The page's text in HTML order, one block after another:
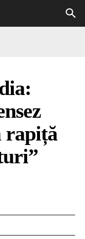
rapiță